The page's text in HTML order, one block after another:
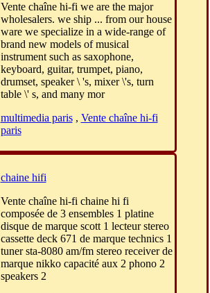
Vente chaîne hi-fi we are the major
wholesalers. we ship ... from our house
ware we specialize in a wide-range of
brand new models of musical
instrument such as saxophone,
keyboard, guitar, trumpet, piano,
drumset, speaker \ 's, mixer \'s, turn
table \' s, and many mor
multimedia paris, Vente chaîne hi-fi
paris
chaine hifi
Vente chaîne hi-fi chaine hi fi
composée de 3 ensembles 1 platine
disque de marque scott 1 lecteur stereo
cassette deck 671 de marque technics 1
tuner sta-8080 am/fm stereo receiver de
marque nikko capacité aux 2 phono 2
speakers 2